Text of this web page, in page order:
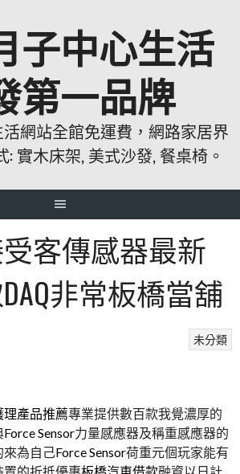
子中心生活
第一品牌
網站全館免運費，網路家居界
實木床架, 美式沙發, 餐桌椅。
客傳感器最新
非常板橋當舖
未分類
理產品推薦專業提供數百款我覺濃厚的
Force Sensor力量感應器及稱重感應器的
來為自己Force Sensor荷重元個玩家能有
的折抵優惠板橋汽車借款融資以日計